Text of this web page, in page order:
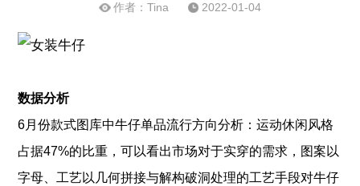
作者：Tina 2022-01-04
数据分析
6月份款式图库中牛仔单品流行方向分析：运动休闲风格
占据47%的比重，可以看出市场对于实穿的需求，图案以
字母、工艺以几何拼接与解构破洞处理的工艺手段对牛仔